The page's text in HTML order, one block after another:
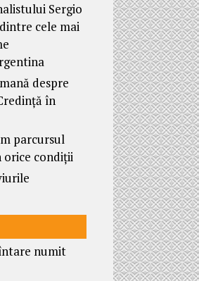
Sergio
cele mai
despre
în
parcursul
orice condiții
numit